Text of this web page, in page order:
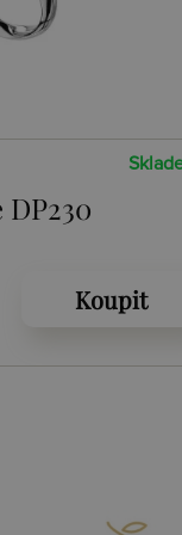
Koupit